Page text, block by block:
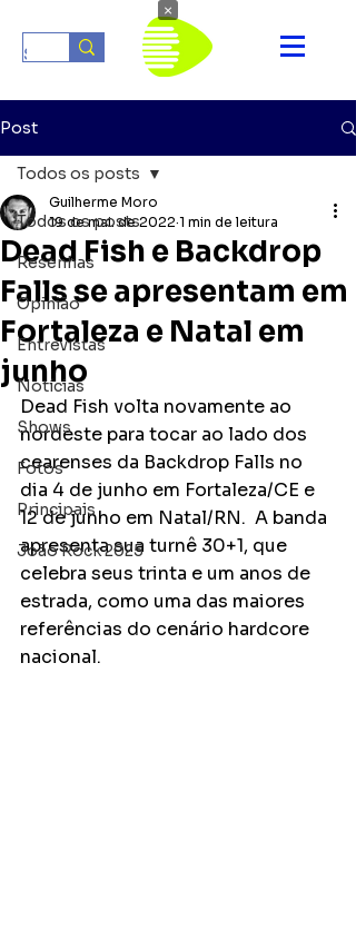
Post
Todos os posts
Resenhas
Opinião
Entrevistas
Notícias
Shows
Fotos
Principais
João Rock 2025
Todos os posts
Dead Fish e Backdrop
Falls se apresentam em
Fortaleza e Natal em
junho
Guilherme Moro
19 de mai. de 2022 1 min de leitura
Dead Fish volta novamente ao
nordeste para tocar ao lado dos
cearenses da Backdrop Falls no
dia 4 de junho em Fortaleza/CE e
12 de junho em Natal/RN.  A banda
apresenta sua turnê 30+1, que
celebra seus trinta e um anos de
estrada, como uma das maiores
referências do cenário hardcore
nacional.
×